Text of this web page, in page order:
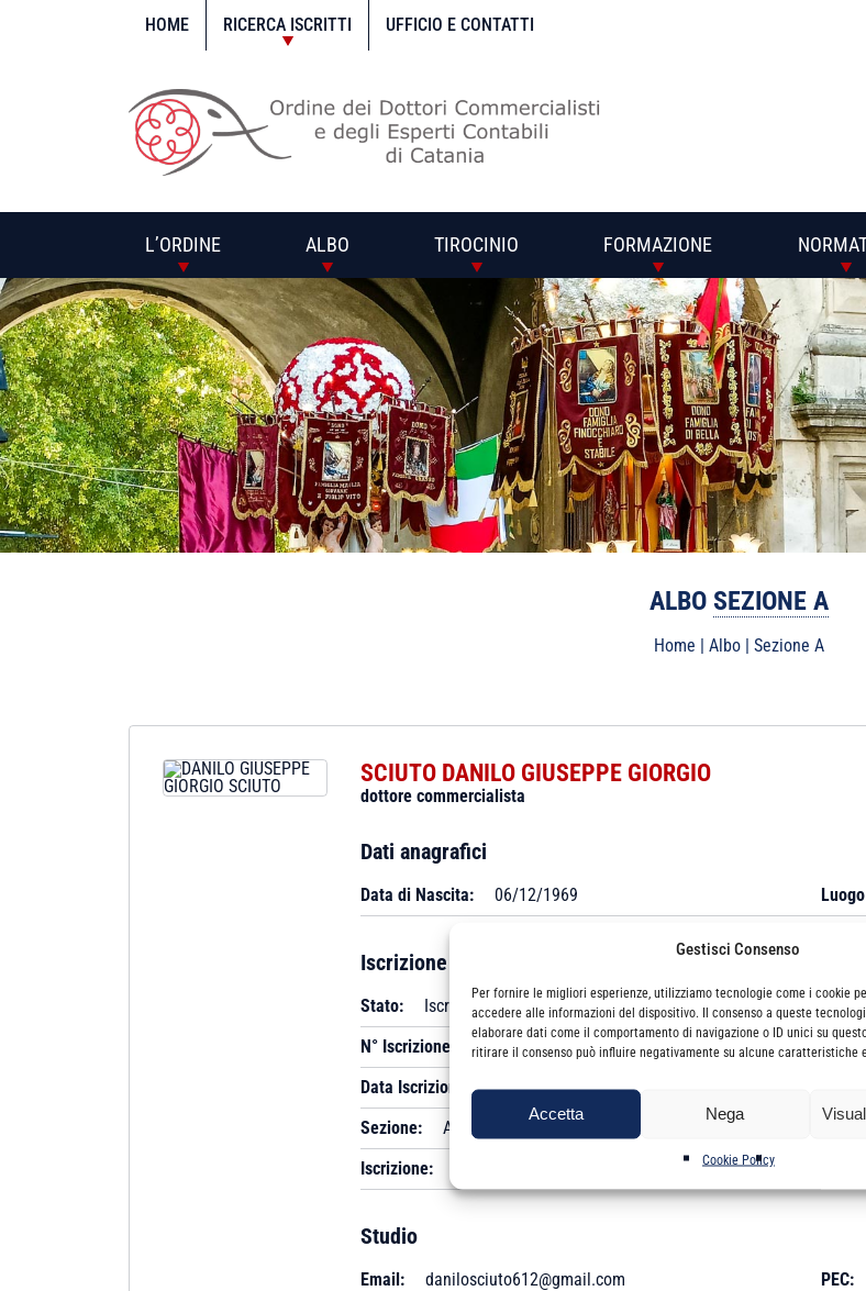
Gestisci Consenso
Per fornire le migliori esperienze, utilizziamo tecnologie come i cookie
accedere alle informazioni del dispositivo. Il consenso a queste
elaborare dati come il comportamento di navigazione o ID unici su
ritirare il consenso può influire negativamente su alcune caratteristiche
Accetta Nega
Cookie Policy
HOME RICERCA ISCRITTI UFFICIO E CONTATTI
L’ORDINE ALBO TIROCINIO FORMAZIONE
ALBO SEZIONE A
Home | Albo| Sezione A
SCIUTO DANILO GIUSEPPE GIORGIO
dottore commercialista
Dati anagrafici
Data di Nascita: 06/12/1969
Iscrizione
Stato:
Iscritto
N° Iscrizione:
A 1111 Data
Data Iscrizione:
12/02/1997
Sezione:
A
Iscrizione:
Studio
Email: danilosciuto612@gmail.com PEC: